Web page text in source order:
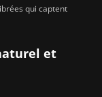
qui captent
et